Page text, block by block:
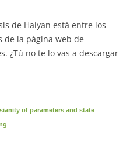
de Haiyan está entre los
de la página web de
¿Tú no te lo vas a descargar
of parameters and state